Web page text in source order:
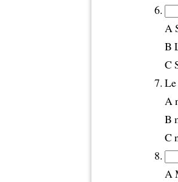
A
B
C
A
B
C
A